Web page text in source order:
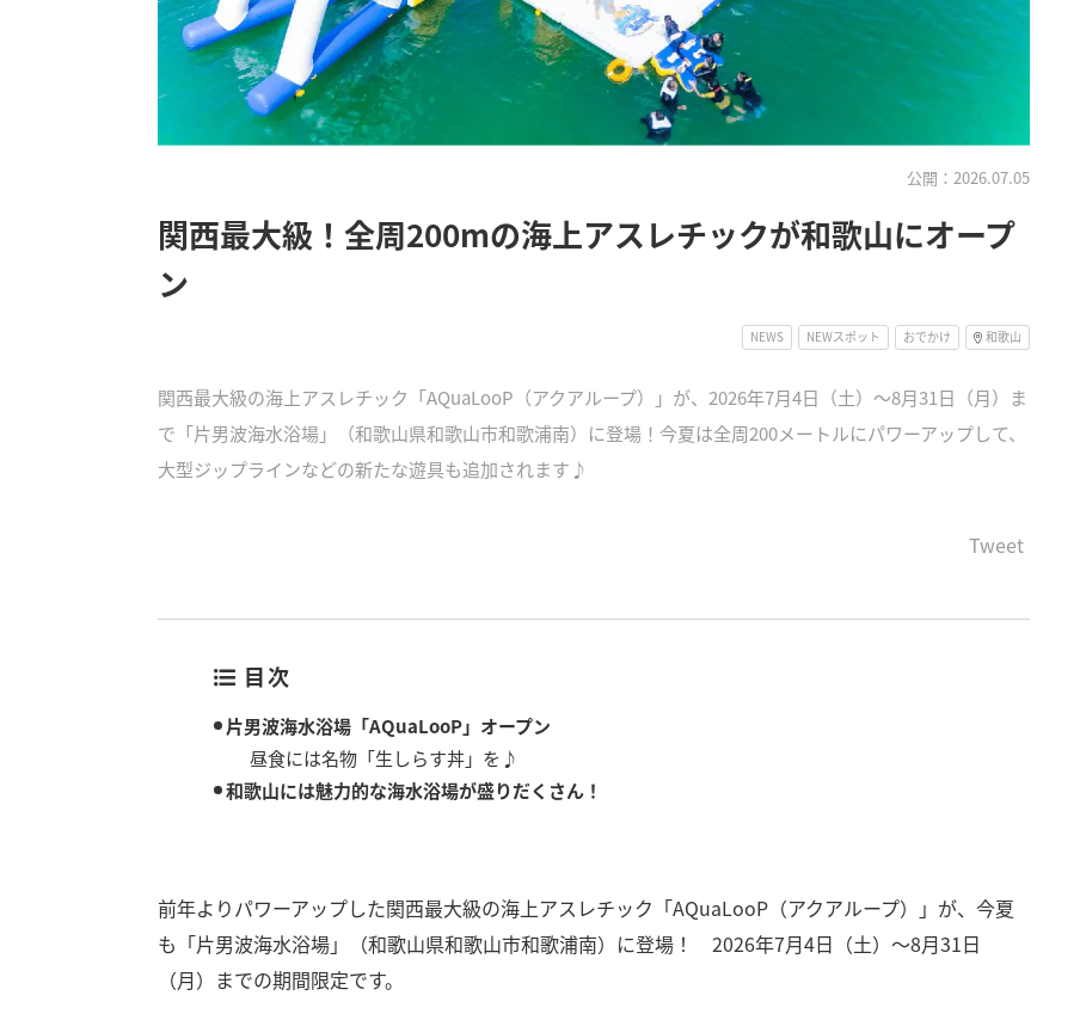
公開：2026.07.05
関西最大級！全周200mの海上アスレチックが和歌山にオープ
ン
NEWS NEWスポット おでかけ 和歌山
関西最大級の海上アスレチック「AQuaLooP（アクアループ）」が、2026年7月4日（土）～8月31日（月）ま
で「片男波海水浴場」（和歌山県和歌山市和歌浦南）に登場！今夏は全周200メートルにパワーアップして、
大型ジップラインなどの新たな遊具も追加されます♪
Tweet
目次
片男波海水浴場「AQuaLooP」オープン
昼食には名物「生しらす丼」を♪
和歌山には魅力的な海水浴場が盛りだくさん！
前年よりパワーアップした関西最大級の海上アスレチック「AQuaLooP（アクアループ）」が、今夏
も「片男波海水浴場」（和歌山県和歌山市和歌浦南）に登場！ 2026年7月4日（土）～8月31日
（月）までの期間限定です。